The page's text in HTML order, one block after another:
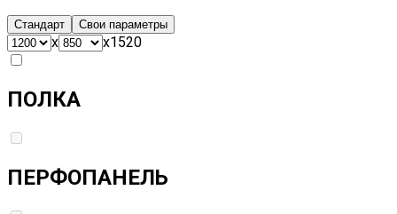
Стандарт Свои параметры
x x1520
ПОЛКА
ПЕРФОПАНЕЛЬ